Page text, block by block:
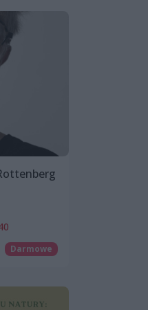
Darmowe